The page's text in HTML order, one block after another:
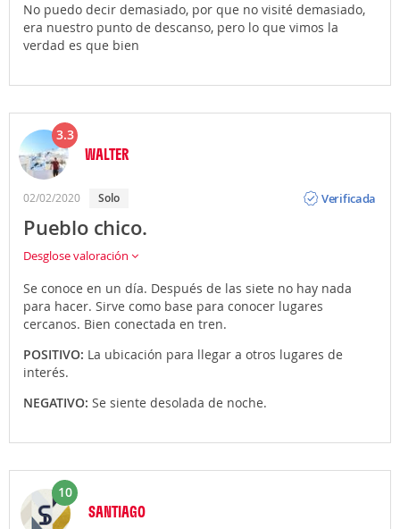
No puedo decir demasiado, por que no visité demasiado,
era nuestro punto de descanso, pero lo que vimos la
verdad es que bien
3.3
WALTER
02/02/2020 Solo
Verificada
Pueblo chico.
Desglose valoración
Se conoce en un día. Después de las siete no hay nada
para hacer. Sirve como base para conocer lugares
cercanos. Bien conectada en tren.
POSITIVO: La ubicación para llegar a otros lugares de
interés.
NEGATIVO: Se siente desolada de noche.
10
SANTIAGO